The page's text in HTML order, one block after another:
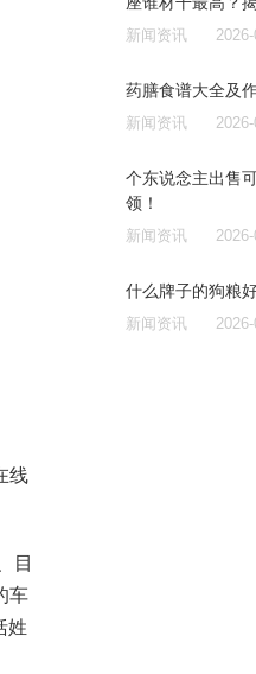
线
目
车
姓
新闻资讯
药膳食谱大全及
新闻资讯
个东说念主出售
领！
新闻资讯
什么牌子的狗粮
新闻资讯